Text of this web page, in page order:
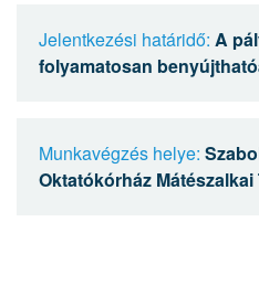
Jelentkezési határidő: A
folyamatosan
Munkavégzés helye:
Oktatókórház